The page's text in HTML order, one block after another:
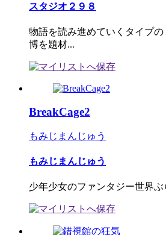
スタジオ２９８
物語を読み進めていくタイプ
博を題材...
BreakCage2
もみじまんじゅう
もみじまんじゅう
少年少女のファンタジー世界ぶ